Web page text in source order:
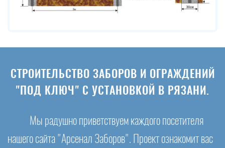
СТРОИТЕЛЬСТВО ЗАБОРОВ И ОГРАЖДЕНИЙ
"ПОД КЛЮЧ" С УСТАНОВКОЙ В РЯЗАНИ.
Мы радушно приветствуем каждого посетителя
нашего сайта "Арсенал Заборов". Проект ознакомит вас